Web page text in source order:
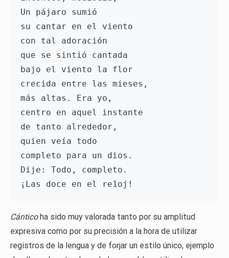
Un pájaro sumió
su cantar en el viento
con tal adoración
que se sintió cantada
bajo el viento la flor
crecida entre las mieses,
más altas. Era yo,
centro en aquel instante
de tanto alrededor,
quien veía todo
completo para un dios.
Dije: Todo, completo.
¡Las doce en el re1oj!
Cánticoha sido muy valorada tanto por su amplitud
expresiva como por su precisión a la hora de utilizar
registros de la lengua y de forjar un estilo único, ejemplo